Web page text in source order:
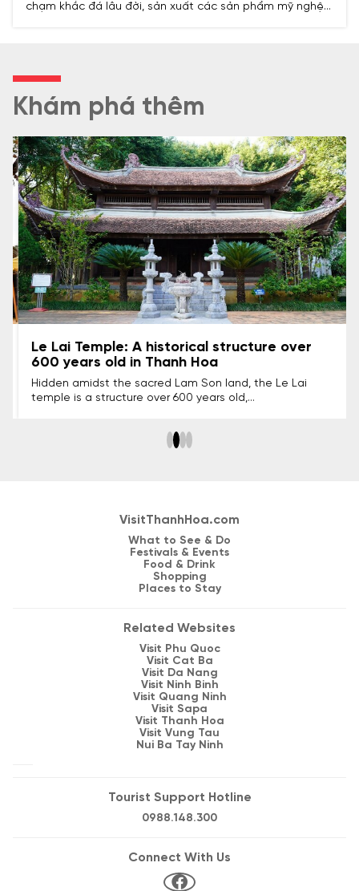
chạm khắc đá lâu đời, sản xuất các sản phẩm mỹ nghệ
Khám phá thêm
Le Lai Temple: A historical structure over
600 years old in Thanh Hoa
Hidden amidst the sacred Lam Son land, the Le Lai
temple is a structure over 600 years old,
not only holds great historical value but is also a sacred
VisitThanhHoa.com
What to See & Do
Festivals & Events
Food & Drink
Shopping
Places to Stay
Related Websites
Visit Phu Quoc
Visit Cat Ba
Visit Da Nang
Visit Ninh Binh
Visit Quang Ninh
Visit Sapa
Visit Thanh Hoa
Visit Vung Tau
Nui Ba Tay Ninh
Tourist Support Hotline
0988.148.300
Connect With Us